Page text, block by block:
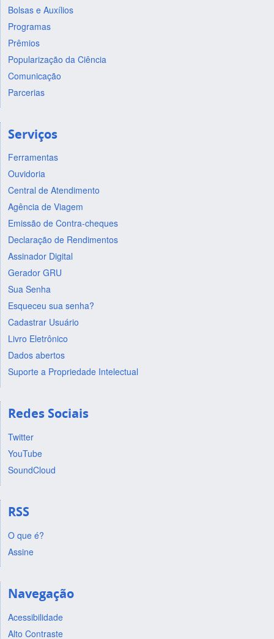
Bolsas e Auxílios
Programas
Prêmios
Popularização da Ciência
Comunicação
Parcerias
Serviços
Ferramentas
Ouvidoria
Central de Atendimento
Agência de Viagem
Emissão de Contra-cheques
Declaração de Rendimentos
Assinador Digital
Gerador GRU
Sua Senha
Esqueceu sua senha?
Cadastrar Usuário
Livro Eletrônico
Dados abertos
Suporte a Propriedade Intelectual
Redes Sociais
Twitter
YouTube
SoundCloud
RSS
O que é?
Assine
Navegação
Acessibilidade
Alto Contraste